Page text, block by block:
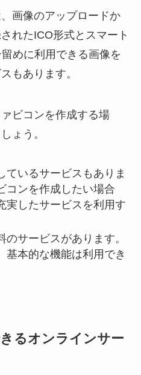
画像のアップロードか
れたICO形式とスマート
めに利用できる画像を
もあります。
ビコンを作成する場
ょう。
ているサービスもありま
コンを作成したい場合
実したサービスを利用す
サービスがあります。
基本的な機能は利用でき
るオンラインサー